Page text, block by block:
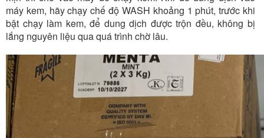
máy kem, hãy chạy chế độ WASH khoảng 1 phút, trước khi
bật chạy làm kem, để dung dịch được trộn đều, không bị
lắng nguyên liệu qua quá trình chờ lâu.